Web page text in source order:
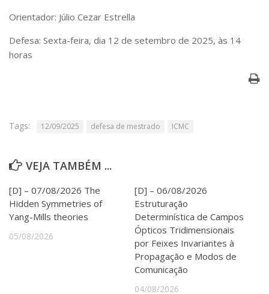
Projetos, Programas e Cursos
Artes, Cultura e Esportes
RH, Administrativo e Financeiro
Assessorias e Mídias
Jornal da USP
Agenda de Eventos
Defesa de Teses
Orientador: Júlio Cezar Estrella
Defesa: Sexta-feira, dia 12 de setembro de 2025, às 14
horas
Tags: 12/09/2025 defesa de mestrado ICMC
VEJA TAMBÉM ...
[D] – 07/08/2026 The
Hidden Symmetries of
Yang-Mills theories
05/08/2026
[D] – 06/08/2026
Estruturação
Determinística de Campos
Ópticos Tridimensionais
por Feixes Invariantes à
Propagação e Modos de
Comunicação
04/08/2026